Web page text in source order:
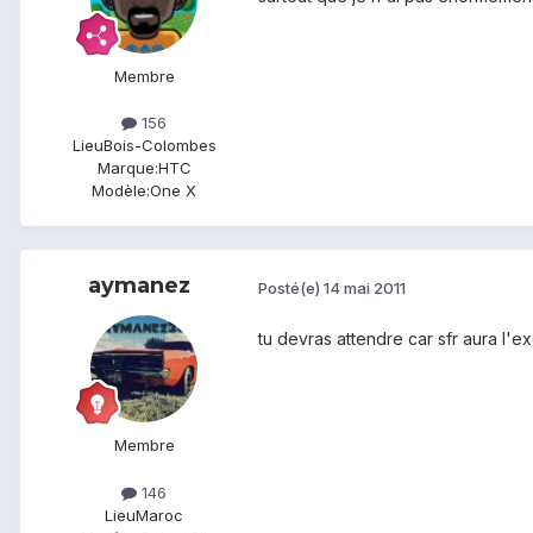
Membre
156
LieuBois-Colombes
Marque:HTC
Modèle:One X
aymanez
Membre
146
LieuMaroc
Posté(e) 14 mai 2011
tu devras attendre car sfr aura